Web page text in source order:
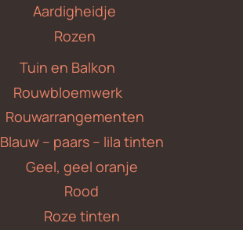
Aardigheidje
Rozen
Tuin en Balkon
Rouwbloemwerk
Rouwarrangementen
Blauw – paars – lila tinten
Geel, geel oranje
Rood
Roze tinten